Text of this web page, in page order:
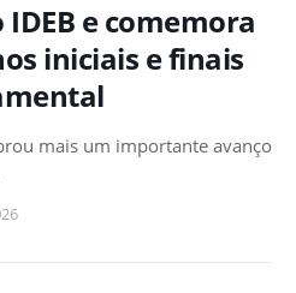
e comemora
iniciais e finais
mais um importante avanço